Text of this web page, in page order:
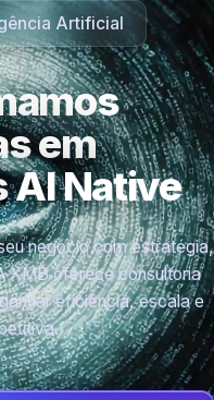
Artificial
em
AI Native
negócio com estratégia,
XMB oferece consultoria
eficiência, escala e